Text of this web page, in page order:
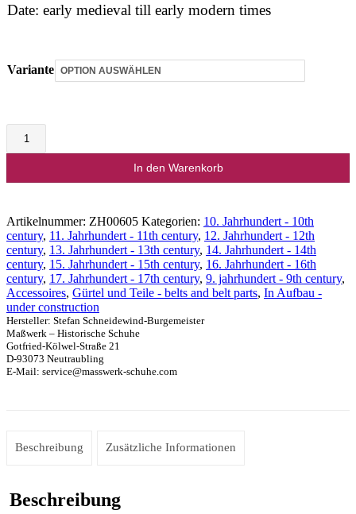
Date: early medieval till early modern times
Variante
Einfacher
Gürtel
In den Warenkorb
Artikelnummer: ZH00605 Kategorien: 10. Jahrhundert - 10th
century, 11. Jahrhundert - 11th century, 12. Jahrhundert - 12th
century, 13. Jahrhundert - 13th century, 14. Jahrhundert - 14th
century, 15. Jahrhundert - 15th century, 16. Jahrhundert - 16th
century, 17. Jahrhundert - 17th century, 9. jahrhundert - 9th century,
Accessoires, Gürtel und Teile - belts and belt parts, In Aufbau -
under construction
Hersteller: Stefan Schneidewind-Burgemeister
Maßwerk – Historische Schuhe
Gotfried-Kölwel-Straße 21
D-93073 Neutraubling
E-Mail: service@masswerk-schuhe.com
Beschreibung Zusätzliche Informationen
Beschreibung